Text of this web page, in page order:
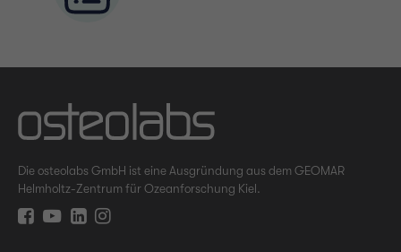
Die osteolabs GmbH ist eine Ausgründung aus dem GEOMAR
Helmholtz-Zentrum für Ozeanforschung Kiel.